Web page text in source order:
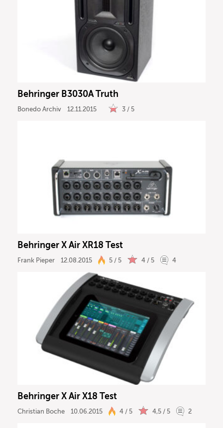
Behringer B3030A Truth
Bonedo Archiv 12.11.2015 3 / 5
Behringer X Air XR18 Test
Frank Pieper 12.08.2015 5 / 5 4 / 5 4
Behringer X Air X18 Test
Christian Boche 10.06.2015 4 / 5 4,5 / 5 2